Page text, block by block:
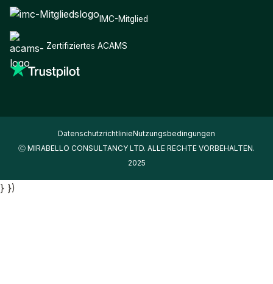
IMC-Mitglied
Zertifiziertes ACAMS
DatenschutzrichtlinieNutzungsbedingungen
Ⓒ MIRABELLO CONSULTANCY LTD. ALLE RECHTE VORBEHALTEN.
2025
} })